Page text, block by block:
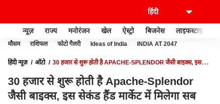
न्यूज़ राज्य मनोरंजन खेल ऐस्ट्रो बिजनेस लाइफस्टाइल
मौसम राशिफल फोटो गैलरी Ideas of India INDIA AT 2047
हिंदी न्यूज़ ऑटो
30 हजार से शुरू होती है APACHE-SPLENDOR जैसी बाइक्स, इस
30 हजार से शुरू होती है Apache-Splendor
जैसी बाइक्स, इस सेकंड हैंड मार्केट में मिलेगा सब